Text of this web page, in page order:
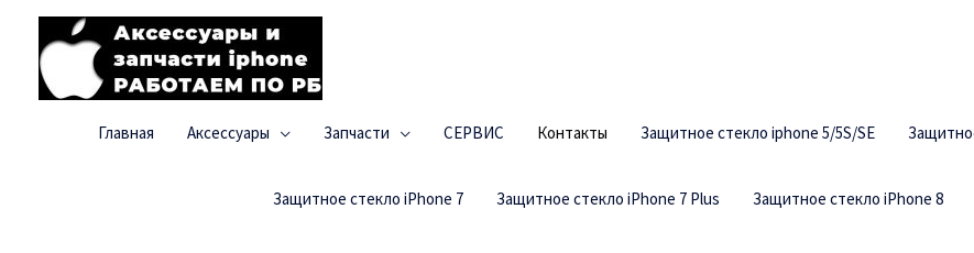
Главная Аксессуары Запчасти СЕРВИС Контакты Защитное стекло iphone 5/5S/SE
Защитное стекло iPhone 7 Защитное стекло iPhone 7 Plus Защитное стекло iPhone 8